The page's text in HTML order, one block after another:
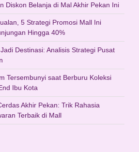
Diskon Belanja di Mal Akhir Pekan Ini
5 Strategi Promosi Mall Ini
Hingga 40%
Destinasi: Analisis Strategi Pusat
Tersembunyi saat Berburu Koleksi
Ibu Kota
Akhir Pekan: Trik Rahasia
Terbaik di Mall